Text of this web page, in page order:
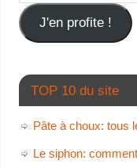
J'en profite !
TOP 10 du site
Pâte à choux: tous
Le siphon: